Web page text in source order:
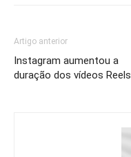
Artigo anterior
Instagram aumentou a
duração dos vídeos Reels